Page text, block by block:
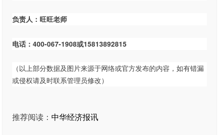
负责人：旺旺老师
电话：400-067-1908或15813892815
（以上部分数据及图片来源于网络或官方发布的内容，如有错漏
或侵权请及时联系管理员修改）
推荐阅读：中华经济报讯